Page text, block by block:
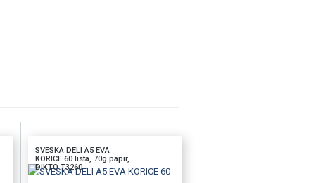
SVESKA DELI A5 EVA
KORICE 60 lista, 70g papir,
DIKTO T3260